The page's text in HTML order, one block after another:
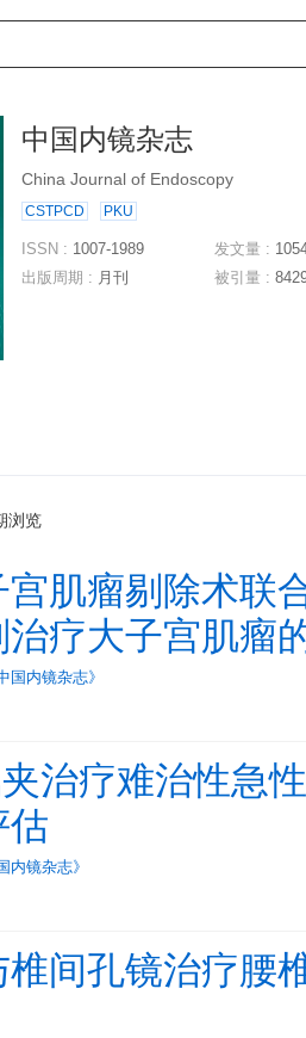
中国内镜杂志
China Journal of Endoscopy
CSTPCD PKU
ISSN : 1007-1989
出版周期 : 月刊
发文量 :
被引量 :
浏览
肌瘤剔除术联
疗大子宫肌瘤
国内镜杂志》
夹治疗难治性急
估
内镜杂志》
椎间孔镜治疗